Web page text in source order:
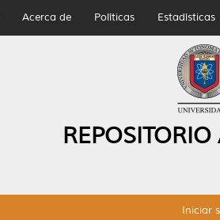
Acerca de Políticas Estadísticas
Iniciar